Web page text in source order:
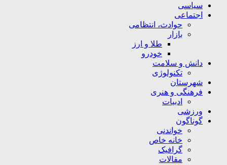
سیاسی
اجتماعی
حوادث، انتظامی
بازار
طلا و ارز
خودرو
دانش و سلامت
تکنولوژی
شهرستان
فرهنگی و هنری
ادبیات
ورزشی
گوناگون
خواندنی
خانه خاص
گرافیک
مقالات